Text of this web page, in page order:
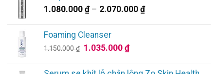
2.295.000 ₫.
1.080.000 ₫ – 2.070.000 ₫Khoảng
Foaming Cleanser
1.150.000₫ Giá
là:
1.035.000₫Giá
tại